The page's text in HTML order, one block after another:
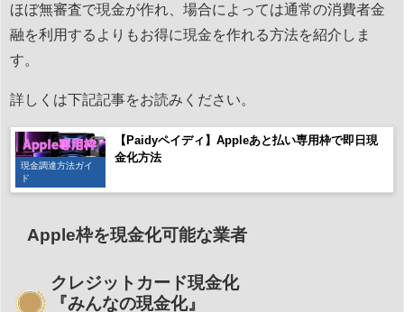
ほぼ無審査で現金が作れ、場合によっては通常の消費者金
融を利用するよりもお得に現金を作れる方法を紹介しま
す。
詳しくは下記記事をお読みください。
現金調達方法ガイ
ド
【Paidyペイディ】Appleあと払い専用枠で即日現
金化方法
Apple枠を現金化可能な業者
クレジットカード現金化
『みんなの現金化』